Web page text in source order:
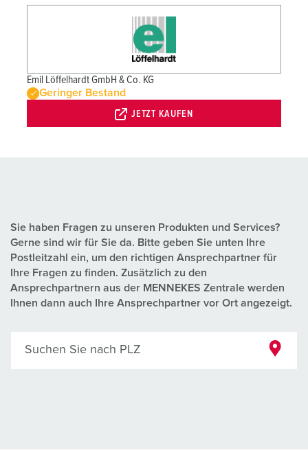
Emil Löffelhardt GmbH & Co. KG
Geringer Bestand
JETZT KAUFEN
Sie haben Fragen zu unseren Produkten und Services?
Gerne sind wir für Sie da. Bitte geben Sie unten Ihre
Postleitzahl ein, um den richtigen Ansprechpartner für
Ihre Fragen zu finden. Zusätzlich zu den
Ansprechpartnern aus der MENNEKES Zentrale werden
Ihnen dann auch Ihre Ansprechpartner vor Ort angezeigt.
Suchen Sie nach PLZ